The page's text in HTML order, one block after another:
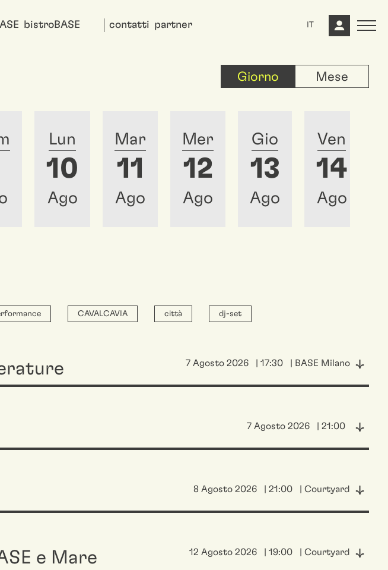
bistroBASE contatti partner IT
Giorno Mese
Lun
10
Ago
Mar
11
Ago
Mer
12
Ago
Gio
13
Ago
Ven
14
Ago
CAVALCAVIA città dj-set
7 Agosto 2026 | 17:30 | BASE Milano
7 Agosto 2026 | 21:00
8 Agosto 2026 | 21:00 | Courtyard
e Mare
12 Agosto 2026 | 19:00 | Courtyard